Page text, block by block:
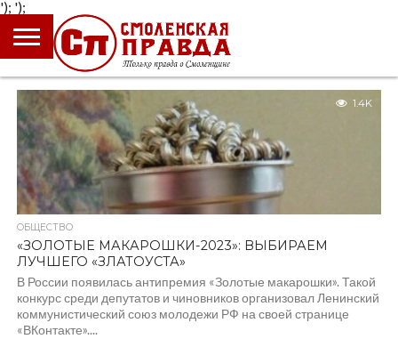
');
ГЛАВНАЯ
НОВОСТИ
ПРОИСШЕСТВИЯ
ПОЛИТИКА
КУЛЬТУРА
ЭКОНОМИКА
ОБЩЕСТВО
БЛОГИ
1.4K
ОБЩЕСТВО
«ЗОЛОТЫЕ МАКАРОШКИ-2023»: ВЫБИРАЕМ
ЛУЧШЕГО «ЗЛАТОУСТА»
В России появилась антипремия «Золотые макарошки». Такой
конкурс среди депутатов и чиновников организовал Ленинский
коммунистический союз молодежи РФ на своей странице
«ВКонтакте»....
');